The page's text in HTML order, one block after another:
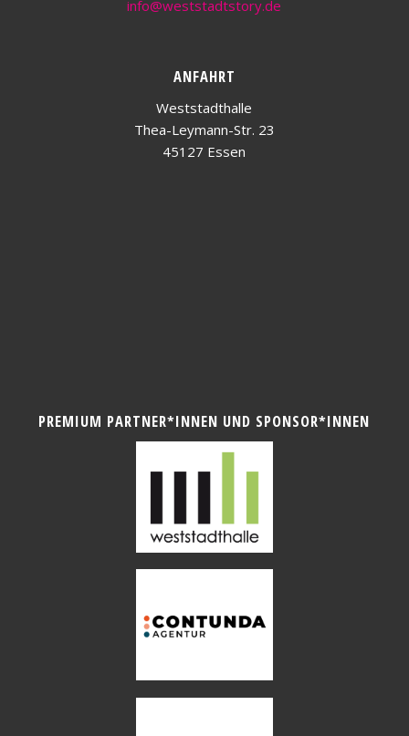
info@weststadtstory.de
ANFAHRT
Weststadthalle
Thea-Leymann-Str. 23
45127 Essen
PREMIUM PARTNER*INNEN UND SPONSOR*INNEN